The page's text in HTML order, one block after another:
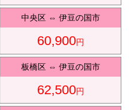
成
田
中央区⇔ 伊豆の国市
60,900円
板橋区⇔ 伊豆の国市
62,500円